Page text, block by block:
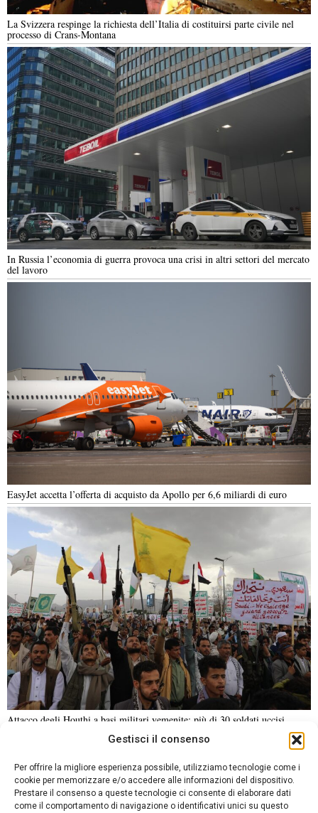
Gestisci il consenso
Per offrire la migliore esperienza possibile, utilizziamo tecnologie come i
cookie per memorizzare e/o accedere alle informazioni del dispositivo.
Prestare il consenso a queste tecnologie ci consente di elaborare dati
come il comportamento di navigazione o identificativi unici su questo
La Svizzera respinge la richiesta dell’Italia di costituirsi parte civile nel
processo di Crans-Montana
In Russia l’economia di guerra provoca una crisi in altri settori del mercato
del lavoro
EasyJet accetta l’offerta di acquisto da Apollo per 6,6 miliardi di euro
Attacco degli Houthi a basi militari yemenite: più di 30 soldati uccisi
ANALISI E OPINIONI
SPORT CULTURA VIAGGI